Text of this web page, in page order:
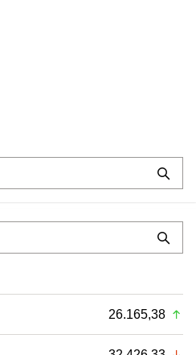
26.165,38